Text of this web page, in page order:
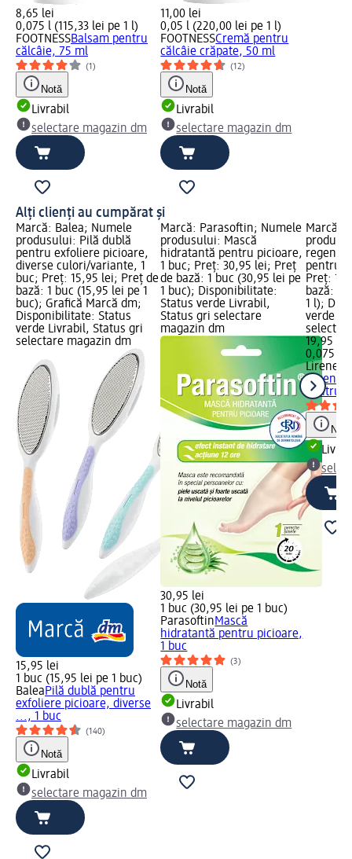
8,65 lei
0,075 l (115,33 lei pe 1 l)
FOOTNESSBalsam pentru
călcâie, 75 ml
(1)
Notă
Livrabil
selectare magazin dm
11,00 lei
0,05 l (220,00 lei pe 1 l)
FOOTNESSCremă pentru
călcâie crăpate, 50 ml
(12)
Notă
Livrabil
selectare magazin dm
Alți clienți au cumpărat și
Marcă: Balea; Numele
produsului: Pilă dublă
pentru exfoliere picioare,
diverse culori/variante, 1
buc; Preț: 15,95 lei; Preț de
bază: 1 buc (15,95 lei pe 1
buc); Grafică Marcă dm;
Disponibilitate: Status
verde Livrabil, Status gri
selectare magazin dm
15,95 lei
1 buc (15,95 lei pe 1 buc)
BaleaPilă dublă pentru
exfoliere picioare, diverse
..., 1 buc
(140)
Notă
Livrabil
selectare magazin dm
Marcă: Parasoftin; Numele
produsului: Mască
hidratantă pentru picioare,
1 buc; Preț: 30,95 lei; Preț
de bază: 1 buc (30,95 lei pe
1 buc); Disponibilitate:
Status verde Livrabil,
Status gri selectare
magazin dm
30,95 lei
1 buc (30,95 lei pe 1 buc)
ParasoftinMască
hidratantă pentru picioare,
1 buc
(3)
Notă
Livrabil
selectare magazin dm
Marcă:
pentru
Preț:
bază:
1 l);
verde
19,95 lei
0,075 l
Lirene
pentru
Notă